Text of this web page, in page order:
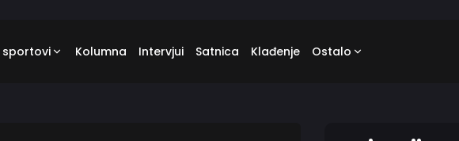
sportovi Kolumna Intervjui Satnica Klađenje Ostalo